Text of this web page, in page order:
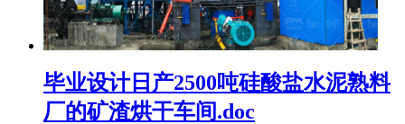
毕业设计日产2500吨硅酸盐水泥熟料
厂的矿渣烘干车间.doc